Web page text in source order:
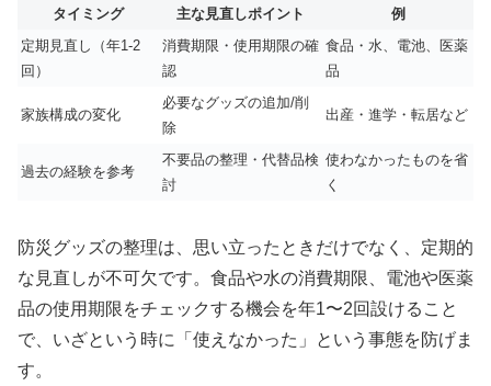
タイミング 主な見直しポイント
例
定期見直し（年1-2
回）
消費期限・使用期限の確
認
食品・水、電池、医薬
品
家族構成の変化
必要なグッズの追加/削
除
出産・進学・転居など
過去の経験を参考
不要品の整理・代替品検
討
使わなかったものを省
く
防災グッズの整理は、思い立ったときだけでなく、定期的
な見直しが不可欠です。食品や水の消費期限、電池や医薬
品の使用期限をチェックする機会を年1〜2回設けること
で、いざという時に「使えなかった」という事態を防げま
す。